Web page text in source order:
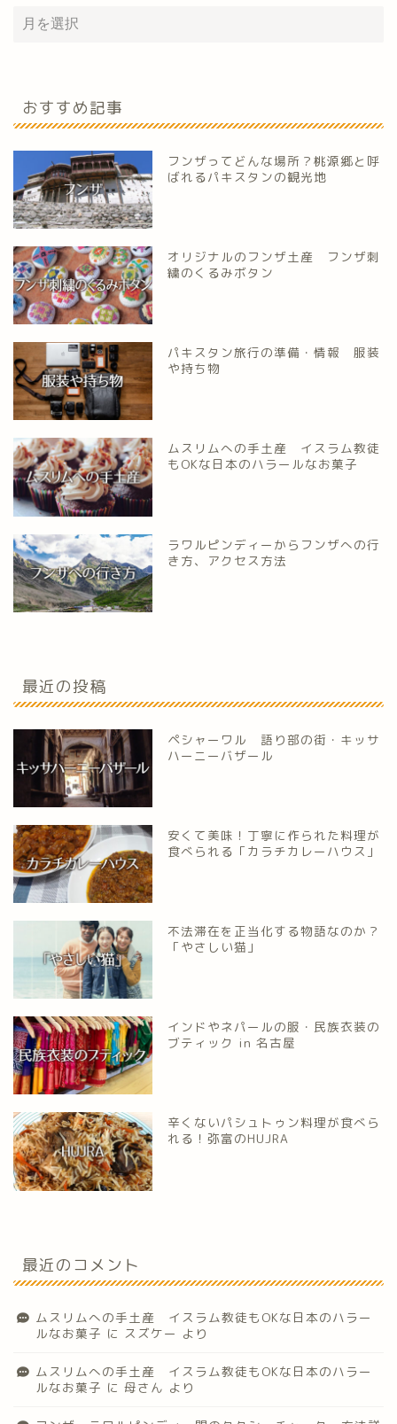
おすすめ記事
フンザってどんな場所？桃源郷と呼
ばれるパキスタンの観光地
オリジナルのフンザ土産 フンザ刺
繍のくるみボタン
パキスタン旅行の準備・情報 服装
や持ち物
ムスリムへの手土産 イスラム教徒
もOKな日本のハラールなお菓子
ラワルピンディーからフンザへの行
き方、アクセス方法
最近の投稿
ペシャーワル 語り部の街・キッサ
ハーニーバザール
安くて美味！丁寧に作られた料理が
食べられる「カラチカレーハウス」
不法滞在を正当化する物語なのか？
「やさしい猫」
インドやネパールの服・民族衣装の
ブティック in 名古屋
辛くないパシュトゥン料理が食べら
れる！弥富のHUJRA
最近のコメント
ムスリムへの手土産 イスラム教徒もOKな日本のハラー
ルなお菓子 に スズケー より
ムスリムへの手土産 イスラム教徒もOKな日本のハラー
ルなお菓子 に 母さん より